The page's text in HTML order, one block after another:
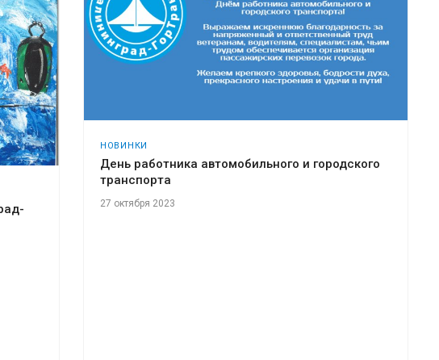
НОВИНКИ
День работника автомобильного и городского
транспорта
27 октября 2023